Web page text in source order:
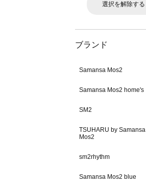
選択を解除する
ブランド
Samansa Mos2
Samansa Mos2 home's
SM2
TSUHARU by Samansa
Mos2
sm2rhythm
Samansa Mos2 blue